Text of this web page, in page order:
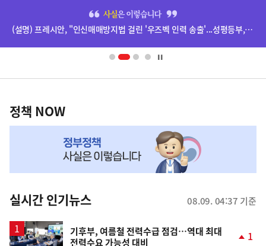
영
(설명) 프레시안, "인신매매방지법 걸린 '우즈벡 인력 송출'...성평등부,노동·법무부에 개선 요청" 관련
책
NOW,
뉴
스
정책 NOW
실시간 인기뉴스 08.09. 04:37 기준
기후부, 여름철 전력수급 점검…역대 최대
전력수요 가능성 대비
1